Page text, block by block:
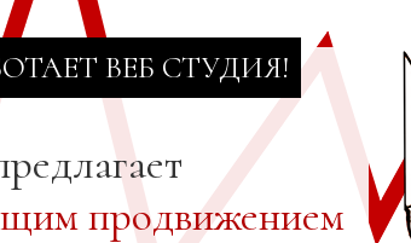
ВЕБ СТУДИЯ!
продвижением